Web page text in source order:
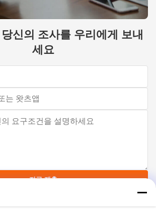
신의 조사를 우리에게 보내
세요
지금 제출